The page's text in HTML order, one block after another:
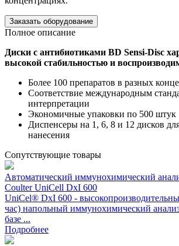
Заказать оборудование
Полное описание
Диски с антибиотиками BD Sensi-Disc
высокой стабильностью и
Более 100 препаратов в разных
Соответствие международным
интерпретации
Экономичные упаковки по 500 штук
Диспенсеры на 1, 6, 8 и 12 дисков
нанесения
Сопутствующие товары
Автоматический иммунохимический
Coulter UniCell DxI 600
UniCel® DxI 600 -
час) напольный иммунохимический
базе ...
Подробнее